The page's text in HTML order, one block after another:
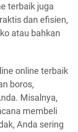
terbaik juga
dan efisien,
atau bahkan
online terbaik
boros,
Misalnya,
membeli
Anda sering